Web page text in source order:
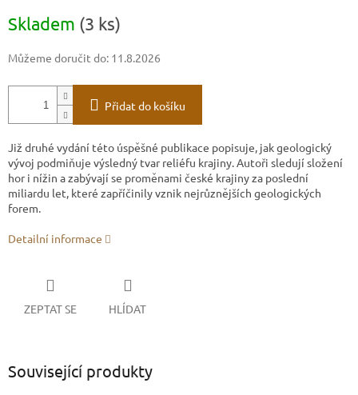
cena:
Skladem (3 ks)
Můžeme doručit do: 11.8.2026
Přidat do košíku
Již druhé vydání této úspěšné publikace popisuje, jak geologický
vývoj podmiňuje výsledný tvar reliéfu krajiny. Autoři sledují složení
hor i nížin a zabývají se proměnami české krajiny za poslední
miliardu let, které zapříčinily vznik nejrůznějších geologických
forem.
Detailní informace
ZEPTAT SE HLÍDAT
Související produkty